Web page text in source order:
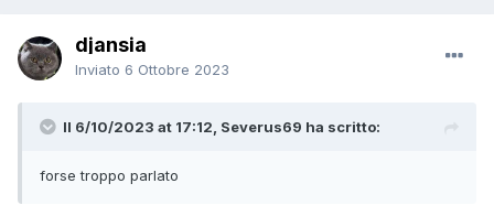
djansia
Inviato 6 Ottobre 2023
Il 6/10/2023 at 17:12, Severus69 ha scritto:
forse troppo parlato